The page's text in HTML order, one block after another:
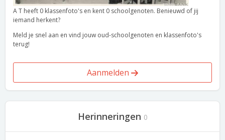
A T heeft 0 klassenfoto's en kent 0 schoolgenoten. Benieuwd of jij
iemand herkent?
Meld je snel aan en vind jouw oud-schoolgenoten en klassenfoto's
terug!
Aanmelden
Herinneringen 0